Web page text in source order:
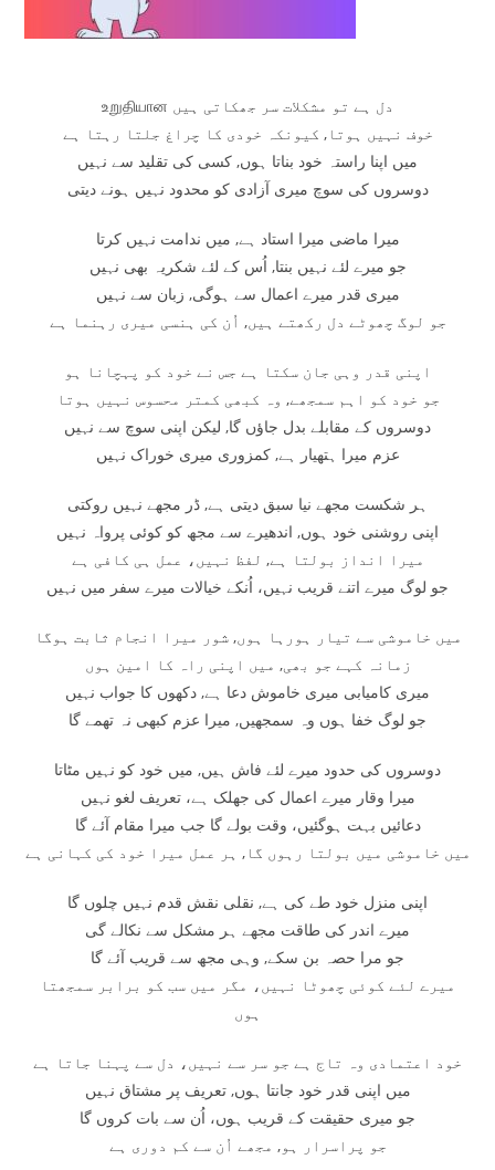
உறுதியான دل ہے تو مشکلات سر جھکاتی ہیں
خوف نہیں ہوتا, کیونکہ خودی کا چراغ جلتا رہتا ہے
میں اپنا راستہ خود بناتا ہوں, کسی کی تقلید سے نہیں
دوسروں کی سوچ میری آزادی کو محدود نہیں ہونے دیتی
میرا ماضی میرا استاد ہے, میں ندامت نہیں کرتا
جو میرے لئے نہیں بنتا, اُس کے لئے شکریہ بھی نہیں
میری قدر میرے اعمال سے ہوگی, زبان سے نہیں
جو لوگ چھوٹے دل رکھتے ہیں, اُن کی ہنسی میری رہنما ہے
اپنی قدر وہی جان سکتا ہے جس نے خود کو پہچانا ہو
جو خود کو اہم سمجھے, وہ کبھی کمتر محسوس نہیں ہوتا
دوسروں کے مقابلے بدل جاؤں گا, لیکن اپنی سوچ سے نہیں
عزم میرا ہتھیار ہے, کمزوری میری خوراک نہیں
ہر شکست مجھے نیا سبق دیتی ہے, ڈر مجھے نہیں روکتی
اپنی روشنی خود ہوں, اندھیرے سے مجھ کو کوئی پرواہ نہیں
میرا انداز بولتا ہے, لفظ نہیں، عمل ہی کافی ہے
جو لوگ میرے اتنے قریب نہیں، اُنکے خیالات میرے سفر میں نہیں
میں خاموشی سے تیار ہورہا ہوں, شور میرا انجام ثابت ہوگا
زمانہ کہے جو بھی, میں اپنی راہ کا امین ہوں
میری کامیابی میری خاموش دعا ہے, دکھوں کا جواب نہیں
جو لوگ خفا ہوں وہ سمجھیں, میرا عزم کبھی نہ تھمے گا
دوسروں کی حدود میرے لئے فاش ہیں, میں خود کو نہیں مٹاتا
میرا وقار میرے اعمال کی جھلک ہے، تعریف لغو نہیں
دعائیں بہت ہوگئیں، وقت بولے گا جب میرا مقام آئے گا
میں خاموشی میں بولتا رہوں گا, ہر عمل میرا خود کی کہانی ہے
اپنی منزل خود طے کی ہے, نقلی نقش قدم نہیں چلوں گا
میرے اندر کی طاقت مجھے ہر مشکل سے نکالے گی
جو مرا حصہ بن سکے, وہی مجھ سے قریب آئے گا
میرے لئے کوئی چھوٹا نہیں، مگر میں سب کو برابر سمجھتا
ہوں
خود اعتمادی وہ تاج ہے جو سر سے نہیں، دل سے پہنا جاتا ہے
میں اپنی قدر خود جانتا ہوں, تعریف پر مشتاق نہیں
جو میری حقیقت کے قریب ہوں، اُن سے بات کروں گا
جو پراسرار ہو, مجھے اُن سے کم دوری ہے